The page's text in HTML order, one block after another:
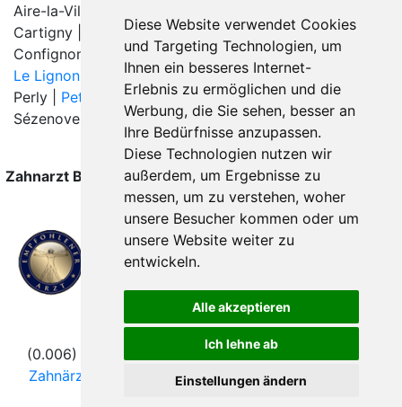
Diese Website verwendet Cookies
und Targeting Technologien, um
Ihnen ein besseres Internet-
Erlebnis zu ermöglichen und die
Werbung, die Sie sehen, besser an
Ihre Bedürfnisse anzupassen.
Diese Technologien nutzen wir
außerdem, um Ergebnisse zu
messen, um zu verstehen, woher
unsere Besucher kommen oder um
unsere Website weiter zu
entwickeln.
Alle akzeptieren
Ich lehne ab
Einstellungen ändern
Aire-la-Ville | Arare | Avusy |
Cartigny | Certoux |Châtelaine| Chèvres |Cointrin
Confignon |
Genève (Genf)|Grand-Lancy| Laconnex |
Le Lignon
Les Avanchets| Lully | Meyrin|Onex
Perly | Petit-Lancy |Plan-les-Ouates|Satigny| Soral |
Sézenove |
Vernier|Vessy|
Zahnarzt Bernex wurde zuletzt am 07. August 2026 um
00:00:08 Uhr aktualisiert.
Folgen Sie uns
(0.006) © 2004 - 2026 DEV AG |Zahnarztsuche
Zahnärzte in Städten
|Kontakt|Impressum